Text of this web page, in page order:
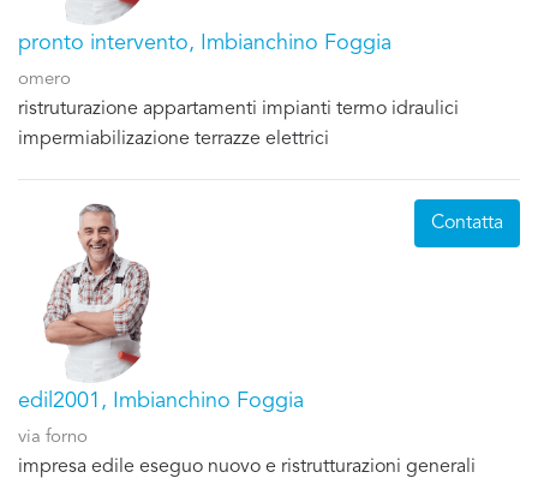
pronto intervento, Imbianchino Foggia
omero
ristruturazione appartamenti impianti termo idraulici
impermiabilizazione terrazze elettrici
edil2001, Imbianchino Foggia
via forno
impresa edile eseguo nuovo e ristrutturazioni generali
Contatta